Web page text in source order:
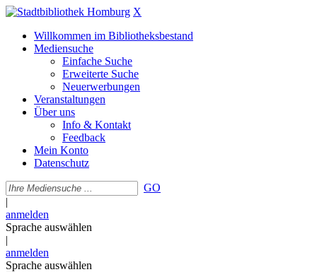
X
Willkommen im Bibliotheksbestand
Mediensuche
Einfache Suche
Erweiterte Suche
Neuerwerbungen
Veranstaltungen
Über uns
Info & Kontakt
Feedback
Mein Konto
Datenschutz
GO
|
anmelden
Sprache auswählen
|
anmelden
Sprache auswählen